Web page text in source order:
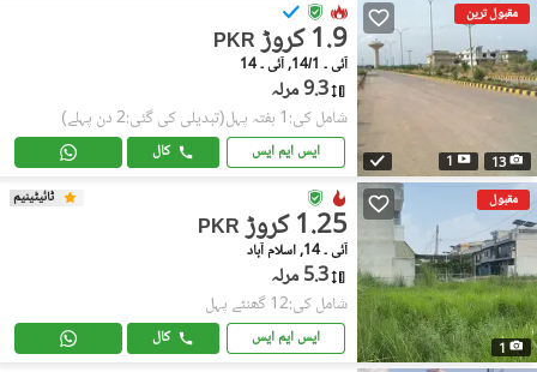
مقبول ترین
13
1
PKR 1.9 کروڑ
آئی ۔ 14/1, آئی ۔ 14
9.3 مرلہ
شامل کی:1 ہفتہ پہل (تبدیلی کی گئی:2 دن پہلے)
ایس ایم ایس کال
مقبول
1
ٹائیٹینیم
PKR 1.25 کروڑ
آئی ۔ 14, اسلام آباد
5.3 مرلہ
شامل کی:12 گھنٹے پہل
ایس ایم ایس کال